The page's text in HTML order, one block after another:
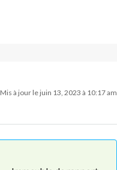
Mis à jour le juin 13, 2023 à 10:17 am